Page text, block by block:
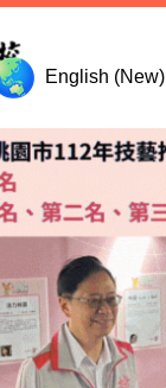
English (New)